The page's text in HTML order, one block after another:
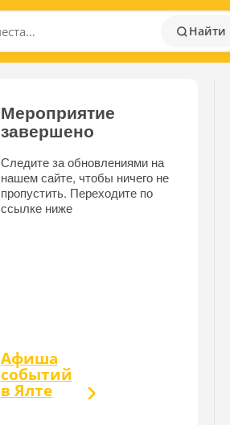
Найти
Мероприятие
завершено
Следите за обновлениями на
нашем сайте, чтобы ничего не
пропустить. Переходите по
ссылке ниже
Афиша
событий
в Ялте